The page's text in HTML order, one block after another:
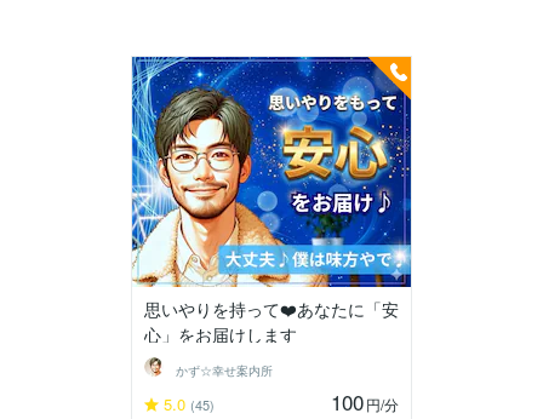
思いやりを持って❤️あなたに「安
心」をお届けします
かず☆幸せ案内所
5.0 (45) 100円/分